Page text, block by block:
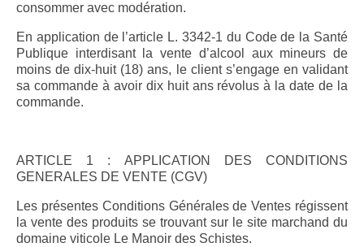
consommer avec modération.
En application de l’article L. 3342-1 du Code de la Santé
Publique interdisant la vente d’alcool aux mineurs de
moins de dix-huit (18) ans, le client s’engage en validant
sa commande à avoir dix huit ans révolus à la date de la
commande.
ARTICLE 1 : APPLICATION DES CONDITIONS
GENERALES DE VENTE (CGV)
Les présentes Conditions Générales de Ventes régissent
la vente des produits se trouvant sur le site marchand du
domaine viticole Le Manoir des Schistes.